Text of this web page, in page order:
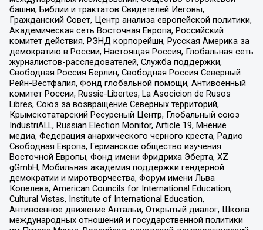
башни, Библии и трактатов Свидетелей Иеговы,
Гражданский Совет, Центр анализа европейской политики,
Академическая сеть Восточная Европа, Российский
комитет действия, РЭНД корпорейшн, Русская Америка за
демократию в России, Настоящая Россия, Глобальная сеть
журналистов-расследователей, Служба поддержки,
Свободная Россия Берлин, Свободная Россия Северный
Рейн-Вестфалия, Фонд глобальной помощи, Антивоенный
комитет России, Russie-Libertes, La Asocicion de Rusos
Libres, Союз за возвращение Северных территорий,
Крымскотатарский Ресурсный Центр, Глобальный союз
IndustriALL, Russian Election Monitor, Article 19, Мнение
медиа, Федерация анархического черного креста, Радио
Свободная Европа, Германское общество изучения
Восточной Европы, Фонд имени Фридриха Эберта, XZ
gGmbH, Мобильная академия поддержки гендерной
демократии и миротворчества, Форум имени Льва
Копелева, American Councils for International Education,
Cultural Vistas, Institute of International Education,
Антивоенное движение Антальи, Открытый диалог, Школа
международных отношений и государственной политики